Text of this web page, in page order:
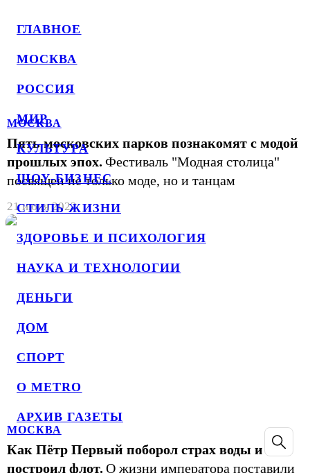
ГЛАВНОЕ
МОСКВА
РОССИЯ
МИР
КУЛЬТУРА
ШОУ-БИЗНЕС
СТИЛЬ ЖИЗНИ
ЗДОРОВЬЕ И ПСИХОЛОГИЯ
НАУКА И ТЕХНОЛОГИИ
ДЕНЬГИ
ДОМ
СПОРТ
О METRO
АРХИВ ГАЗЕТЫ
МОСКВА
Пять московских парков познакомят с модой
прошлых эпох. Фестиваль "Модная столица"
посвящен не только моде, но и танцам
21 июня 2022
МОСКВА
Как Пётр Первый поборол страх воды и
построил флот. О жизни императора поставили